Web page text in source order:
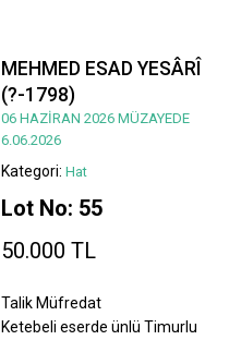
MEHMED ESAD YESÂRÎ
(?-1798)
06 HAZİRAN 2026 MÜZAYEDE
6.06.2026
Kategori: Hat
Lot No: 55
50.000 TL
Talik Müfredat
Ketebeli eserde ünlü Timurlu